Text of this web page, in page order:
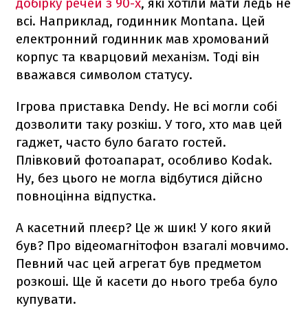
добірку речей з 90-х, які хотіли мати ледь не
всі. Наприклад, годинник Montana. Цей
електронний годинник мав хромований
корпус та кварцовий механізм. Тоді він
вважався символом статусу.
Ігрова приставка Dendy. Не всі могли собі
дозволити таку розкіш. У того, хто мав цей
гаджет, часто було багато гостей.
Плівковий фотоапарат, особливо Kodak.
Ну, без цього не могла відбутися дійсно
повноцінна відпустка.
А касетний плеєр? Це ж шик! У кого який
був? Про відеомагнітофон взагалі мовчимо.
Певний час цей агрегат був предметом
розкоші. Ще й касети до нього треба було
купувати.